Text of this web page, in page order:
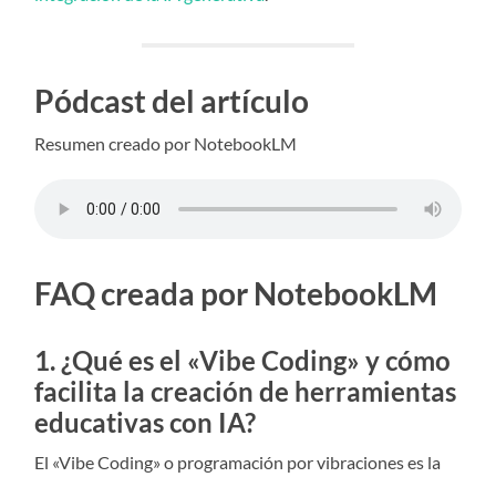
Pódcast del artículo
Resumen creado por NotebookLM
FAQ creada por NotebookLM
1. ¿Qué es el «Vibe Coding» y cómo
facilita la creación de herramientas
educativas con IA?
El «Vibe Coding» o programación por vibraciones es la